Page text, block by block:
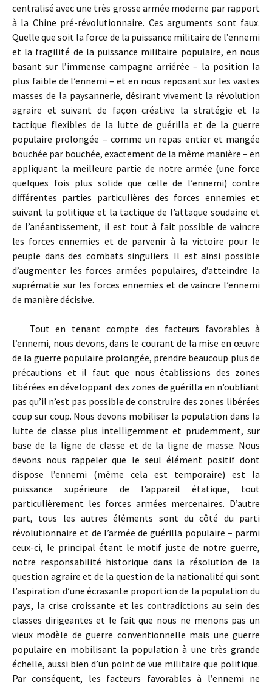
centralisé avec une très grosse armée moderne par rapport
à la Chine pré-révolutionnaire. Ces arguments sont faux.
Quelle que soit la force de la puissance militaire de l’ennemi
et la fragilité de la puissance militaire populaire, en nous
basant sur l’immense campagne arriérée – la position la
plus faible de l’ennemi – et en nous reposant sur les vastes
masses de la paysannerie, désirant vivement la révolution
agraire et suivant de façon créative la stratégie et la
tactique flexibles de la lutte de guérilla et de la guerre
populaire prolongée – comme un repas entier et mangée
bouchée par bouchée, exactement de la même manière – en
appliquant la meilleure partie de notre armée (une force
quelques fois plus solide que celle de l’ennemi) contre
différentes parties particulières des forces ennemies et
suivant la politique et la tactique de l’attaque soudaine et
de l’anéantissement, il est tout à fait possible de vaincre
les forces ennemies et de parvenir à la victoire pour le
peuple dans des combats singuliers. Il est ainsi possible
d’augmenter les forces armées populaires, d’atteindre la
suprématie sur les forces ennemies et de vaincre l’ennemi
de manière décisive.
Tout en tenant compte des facteurs favorables à
l’ennemi, nous devons, dans le courant de la mise en œuvre
de la guerre populaire prolongée, prendre beaucoup plus de
précautions et il faut que nous établissions des zones
libérées en développant des zones de guérilla en n’oubliant
pas qu’il n’est pas possible de construire des zones libérées
coup sur coup. Nous devons mobiliser la population dans la
lutte de classe plus intelligemment et prudemment, sur
base de la ligne de classe et de la ligne de masse. Nous
devons nous rappeler que le seul élément positif dont
dispose l’ennemi (même cela est temporaire) est la
puissance supérieure de l’appareil étatique, tout
particulièrement les forces armées mercenaires. D’autre
part, tous les autres éléments sont du côté du parti
révolutionnaire et de l’armée de guérilla populaire – parmi
ceux-ci, le principal étant le motif juste de notre guerre,
notre responsabilité historique dans la résolution de la
question agraire et de la question de la nationalité qui sont
l’aspiration d’une écrasante proportion de la population du
pays, la crise croissante et les contradictions au sein des
classes dirigeantes et le fait que nous ne menons pas un
vieux modèle de guerre conventionnelle mais une guerre
populaire en mobilisant la population à une très grande
échelle, aussi bien d’un point de vue militaire que politique.
Par conséquent, les facteurs favorables à l’ennemi ne